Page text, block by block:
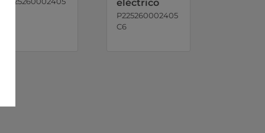
eléctrico
P225260002405
C6